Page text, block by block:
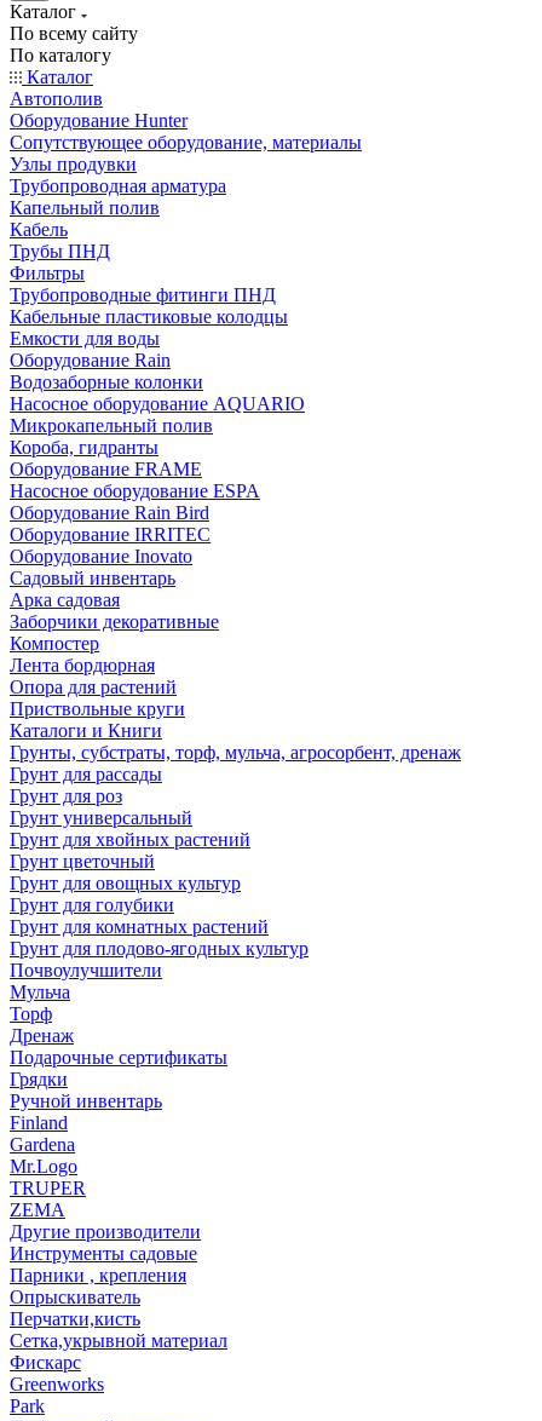
Каталог
По всему сайту
По каталогу
Каталог
Автополив
Оборудование Hunter
Сопутствующее оборудование, материалы
Узлы продувки
Трубопроводная арматура
Капельный полив
Кабель
Трубы ПНД
Фильтры
Трубопроводные фитинги ПНД
Кабельные пластиковые колодцы
Емкости для воды
Оборудование Rain
Водозаборные колонки
Насосное оборудование AQUARIO
Микрокапельный полив
Короба, гидранты
Оборудование FRAME
Насосное оборудование ESPA
Оборудование Rain Bird
Оборудование IRRITEC
Оборудование Inovato
Садовый инвентарь
Арка садовая
Заборчики декоративные
Компостер
Лента бордюрная
Опора для растений
Приствольные круги
Каталоги и Книги
Грунты, субстраты, торф, мульча, агросорбент, дренаж
Грунт для рассады
Грунт для роз
Грунт универсальный
Грунт для хвойных растений
Грунт цветочный
Грунт для овощных культур
Грунт для голубики
Грунт для комнатных растений
Грунт для плодово-ягодных культур
Почвоулучшители
Мульча
Торф
Дренаж
Подарочные сертификаты
Грядки
Ручной инвентарь
Finland
Gardena
Mr.Logo
TRUPER
ZEMA
Другие производители
Инструменты садовые
Парники , крепления
Опрыскиватель
Перчатки,кисть
Сетка,укрывной материал
Фискарс
Greenworks
Park